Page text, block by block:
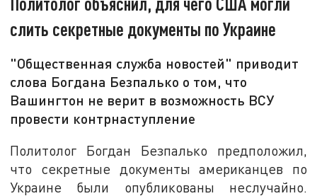
слить секретные документы по Украине
"Общественная служба новостей" приводит
слова Богдана Безпалько о том, что
Вашингтон не верит в возможность ВСУ
провести контрнаступление
Политолог Богдан Безпалько предположил,
что секретные документы американцев по
Украине были опубликованы неслучайно.